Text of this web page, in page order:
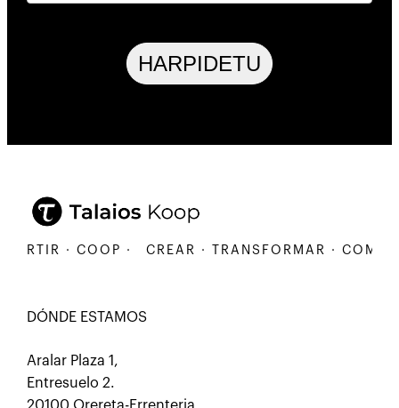
HARPIDETU
· COOP · CREAR · TRANSFORMAR ·
DÓNDE ESTAMOS
Aralar Plaza 1,
Entresuelo 2.